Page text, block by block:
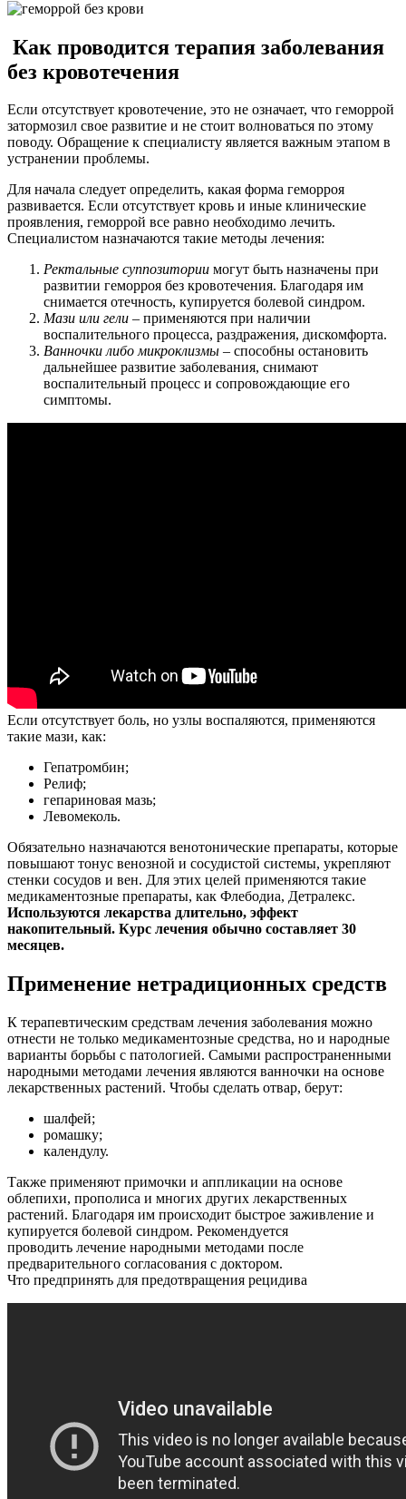
Как проводится терапия заболевания
без кровотечения
Если отсутствует кровотечение, это не означает, что геморрой
затормозил свое развитие и не стоит волноваться по этому
поводу. Обращение к специалисту является важным этапом в
устранении проблемы.
Для начала следует определить, какая форма геморроя
развивается. Если отсутствует кровь и иные клинические
проявления, геморрой все равно необходимо лечить.
Специалистом назначаются такие методы лечения:
Ректальные суппозитории могут быть назначены при
развитии геморроя без кровотечения. Благодаря им
снимается отечность, купируется болевой синдром.
Мази или гели – применяются при наличии
воспалительного процесса, раздражения, дискомфорта.
Ванночки либо микроклизмы – способны остановить
дальнейшее развитие заболевания, снимают
воспалительный процесс и сопровождающие его
симптомы.
Если отсутствует боль, но узлы воспаляются, применяются
такие мази, как:
Гепатромбин;
Релиф;
гепариновая мазь;
Левомеколь.
Обязательно назначаются венотонические препараты, которые
повышают тонус венозной и сосудистой системы, укрепляют
стенки сосудов и вен. Для этих целей применяются такие
медикаментозные препараты, как Флебодиа, Детралекс.
Используются лекарства длительно, эффект
накопительный. Курс лечения обычно составляет 30
месяцев.
Применение нетрадиционных средств
К терапевтическим средствам лечения заболевания можно
отнести не только медикаментозные средства, но и народные
варианты борьбы с патологией. Самыми распространенными
народными методами лечения являются ванночки на основе
лекарственных растений. Чтобы сделать отвар, берут:
шалфей;
ромашку;
календулу.
Также применяют примочки и аппликации на основе
облепихи, прополиса и многих других лекарственных
растений. Благодаря им происходит быстрое заживление и
купируется болевой синдром. Рекомендуется
проводить лечение народными методами после
предварительного согласования с доктором.
Что предпринять для предотвращения рецидива